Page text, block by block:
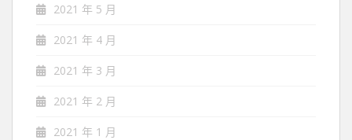
2021 年 5 月
2021 年 4 月
2021 年 3 月
2021 年 2 月
2021 年 1 月